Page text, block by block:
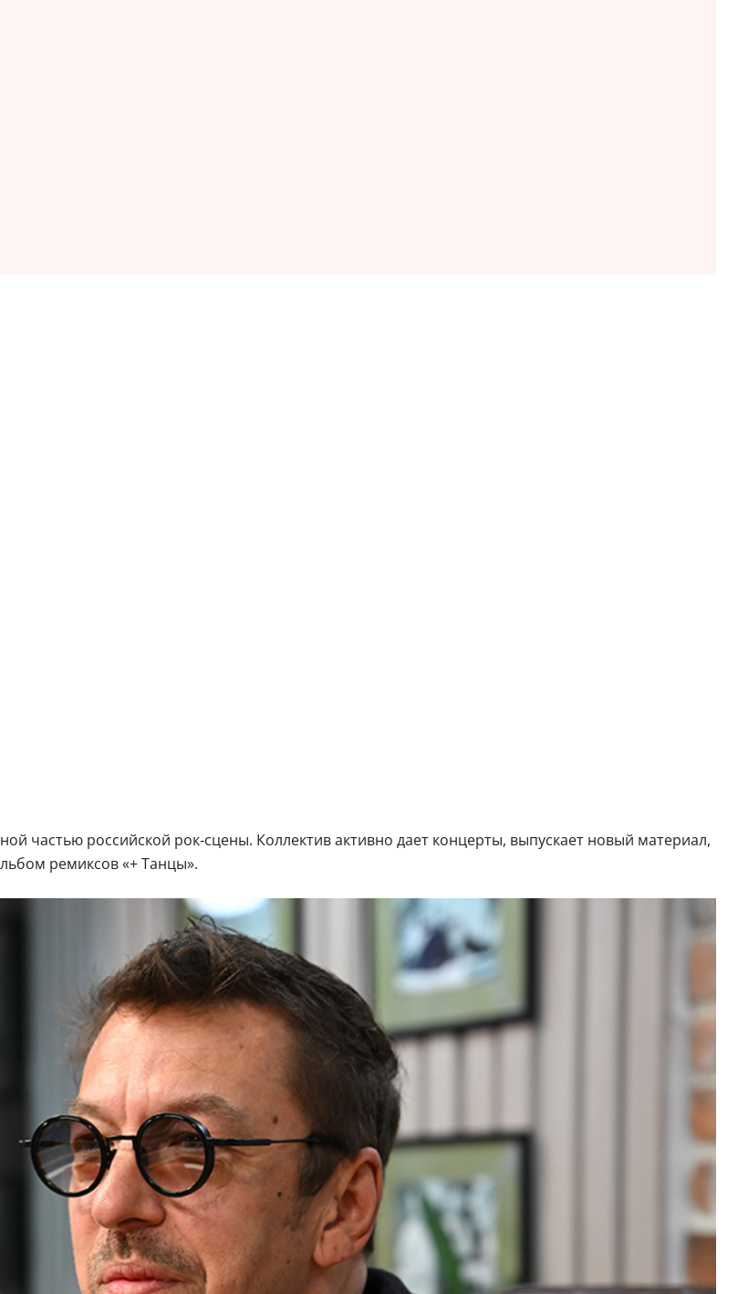
частью российской рок‑сцены. Коллектив активно дает концерты, выпускает новый материал,
ремиксов «+ Танцы».